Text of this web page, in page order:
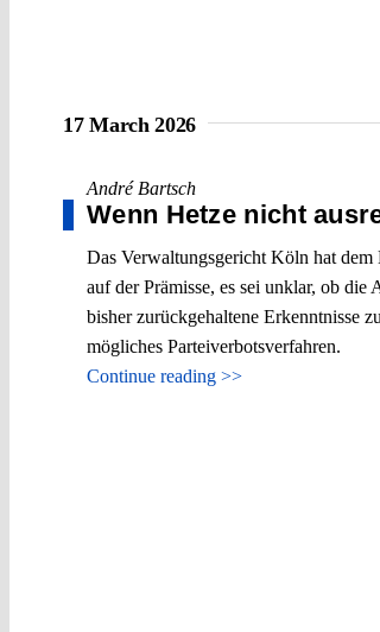
17 March 2026
André Bartsch
Wenn Hetze nicht
Das Verwaltungsgericht Köln hat dem
auf der Prämisse, es sei unklar, ob
bisher zurückgehaltene Erkenntnisse
mögliches Parteiverbotsverfahren.
Continue reading >>